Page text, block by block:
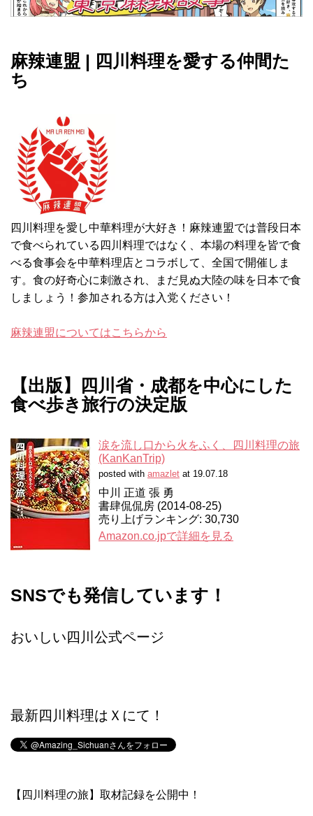
麻辣連盟 | 四川料理を愛する仲間た
ち
四川料理を愛し中華料理が大好き！麻辣連盟では普段日本
で食べられている四川料理ではなく、本場の料理を皆で食
べる食事会を中華料理店とコラボして、全国で開催しま
す。食の好奇心に刺激され、まだ見ぬ大陸の味を日本で食
しましょう！参加される方は入党ください！
麻辣連盟についてはこちらから
【出版】四川省・成都を中心にした
食べ歩き旅行の決定版
涙を流し口から火をふく、四川料理の旅
(KanKanTrip)
posted with amazlet at 19.07.18
中川 正道 張 勇
書肆侃侃房 (2014-08-25)
売り上げランキング: 30,730
Amazon.co.jpで詳細を見る
SNSでも発信しています！
おいしい四川公式ページ
最新四川料理はＸにて！
【四川料理の旅】取材記録を公開中！